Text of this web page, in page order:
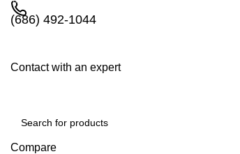
(686) 492-1044
Contact with an expert
Compare
0